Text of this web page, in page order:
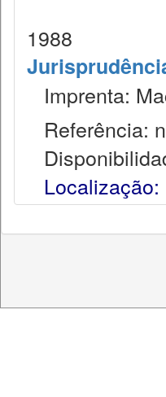
1988
Imprenta:
Referência:
Localização: